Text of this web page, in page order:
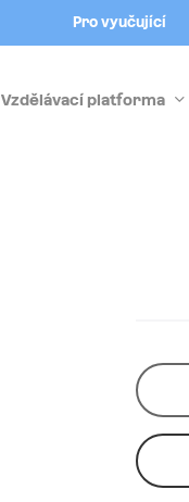
Pro vyučující
Vzdělávací platforma